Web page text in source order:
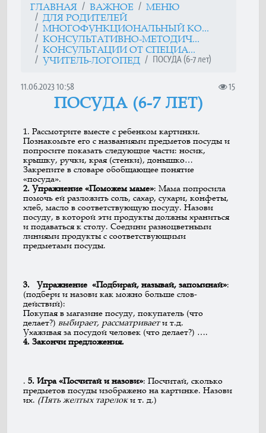
ГЛАВНАЯ ВАЖНОЕ
МЕНЮ
ДЛЯ РОДИТЕЛЕЙ
МНОГОФУНКЦИОНАЛЬНЫЙ КО...
КОНСУЛЬТАТИВНО-МЕТОДИЧ...
КОНСУЛЬТАЦИИ ОТ СПЕЦИА...
УЧИТЕЛЬ-ЛОГОПЕД
ПОСУДА (6-7 лет)
11.06.2023 10:58 15
ПОСУДА (6-7 ЛЕТ)
1. Рассмотрите вместе с ребенком картинки.
Познакомьте его с названиями предметов по­суды и
попросите показать следующие части: носик,
крышку, ручки, края (стенки), до­нышко…
Закрепите в словаре обобщающее понятие
«посуда».
2. Упражнение «Поможем маме»: Мама попросила
помочь ей разложить соль, сахар, сухари, конфеты,
хлеб, масло в соответствующую посуду. Назови
посуду, в которой эти продукты должны храниться
и подаваться к столу. Соедини разноцветными
лини­ями продукты с соответствующими
предметами посуды.
3. Упражнение «Подбирай,называй,запоминай»:
(подбери и назови как можно больше слов-
действий):
Покупая в магазине посуду, покупатель (что
делает?)выбирает, рассматриваети т.д.
Ухаживая за посудой человек (что делает?) ….
4. Закончи предложения.
.5. Игра «Посчитай и назови»: Посчитай, сколько
предметов посу­ды изображено на картинке. Назови
их. (Пять желтых тарелоки т. д.)